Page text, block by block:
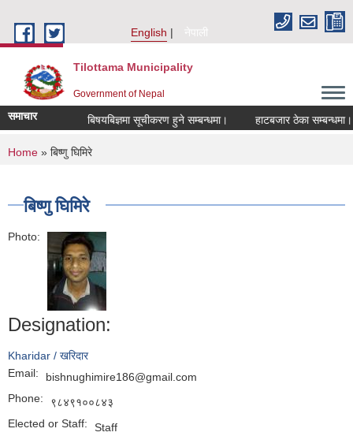
English
नेपाली
Tilottama Municipality
Government of Nepal
समाचार बिषयबिज्ञमा सूचीकरण हुने सम्बन्धमा। हाटबजार ठेका सम्बन्धमा।
You are here
Home » बिष्णु घिमिरे
बिष्णु घिमिरे
Photo:
Designation:
Kharidar / खरिदार
Email:
bishnughimire186@gmail.com
Phone:
९८४९१००८४३
Elected or Staff:
Staff